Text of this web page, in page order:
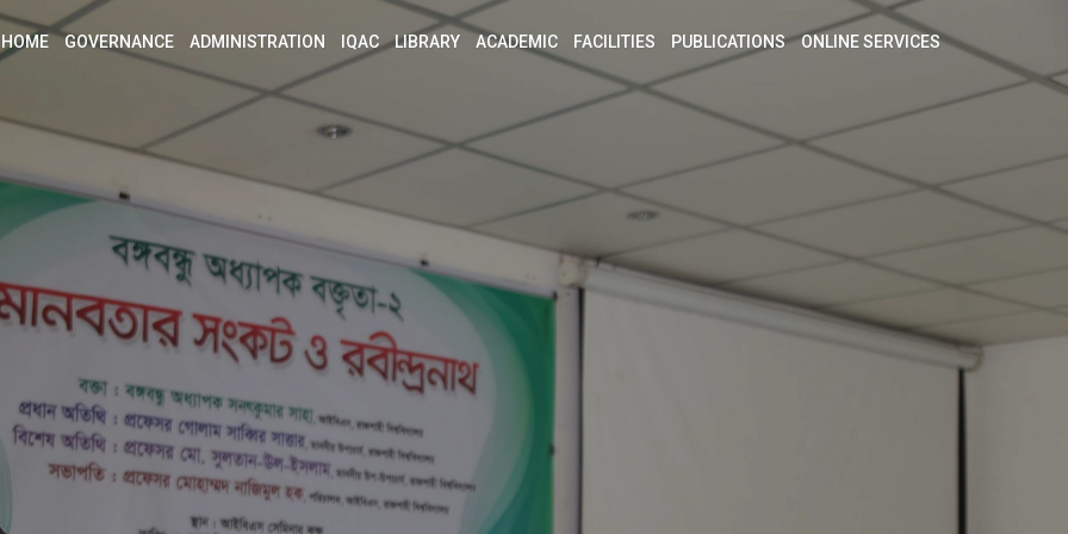
HOME GOVERNANCE ADMINISTRATION IQAC LIBRARY ACADEMIC FACILITIES PUBLICATIONS ONLINE SERVICES